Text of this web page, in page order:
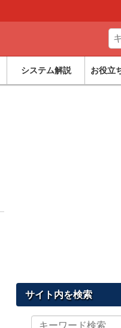
システム解説 お役立
サイト内を検索